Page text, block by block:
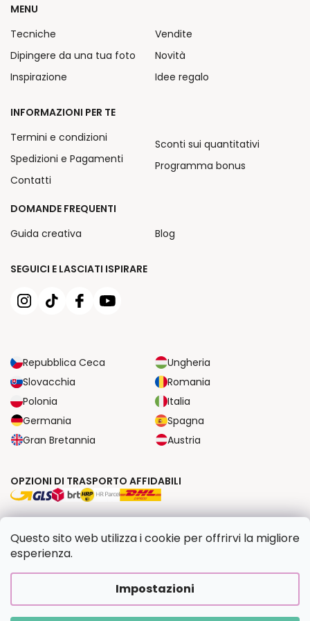
Questo sito web utilizza i cookie per offrirvi la migliore
esperienza.
Impostazioni
SEGUICI E LASCIATI ISPIRARE
Repubblica Ceca
Ungheria
Slovacchia
Romania
Polonia
Italia
Germania
Spagna
Gran Bretannia
Austria
MENU
Tecniche
Dipingere da una tua foto
Inspirazione
Vendite
Novità
Idee regalo
INFORMAZIONI PER TE
Termini e condizioni
Spedizioni e Pagamenti
Contatti
Sconti sui quantitativi
Programma bonus
DOMANDE FREQUENTI
Guida creativa
Blog
OPZIONI DI TRASPORTO AFFIDABILI
Creato da Shoptet Premium|UpraviloFV STUDIO
Copyright 2026Dipingilo.it. Tutti i diritti riservati.